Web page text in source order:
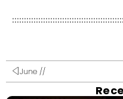
June //